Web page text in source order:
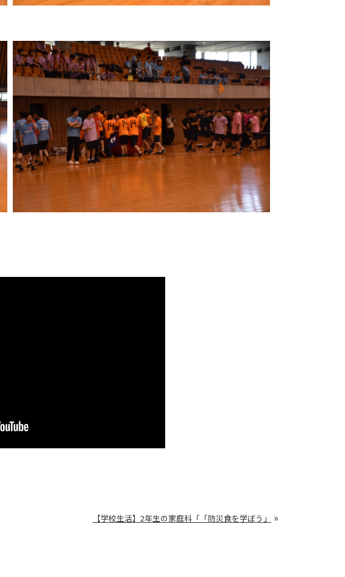
【学校生活】2年生の家庭科「「防災食を学ぼう」 »